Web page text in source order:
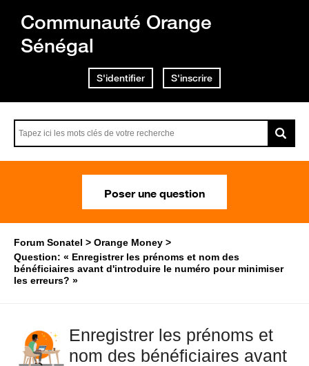
Communauté Orange
Sénégal
S'identifier S'inscrire
Poser une question
Forum Sonatel
Orange Money
Question: « Enregistrer les prénoms et nom des
bénéficiaires avant d'introduire le numéro pour minimiser
les erreurs? »
Enregistrer les prénoms et
nom des bénéficiaires avant